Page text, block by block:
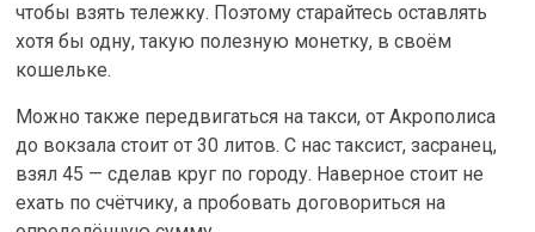
чтобы взять тележку. Поэтому старайтесь оставлять
хотя бы одну, такую полезную монетку, в своём
кошельке.
Можно также передвигаться на такси, от Акрополиса
до вокзала стоит от 30 литов. С нас таксист, засранец,
взял 45 — сделав круг по городу. Наверное стоит не
ехать по счётчику, а пробовать договориться на